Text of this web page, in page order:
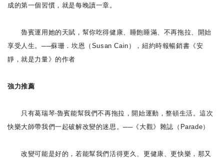
成的第一個習慣，就是每晚讀一章。
魯賓運用她的天賦，幫你吃得健康、睡飽睡滿、不再拖拉、開始
享受人生。──蘇珊．坎恩（Susan Cain），紐約時報暢銷書《安
靜，就是力量》的作者
強力推薦
只有葛瑞琴‧魯賓能幫我們不再拖拉，開始運動，整頓生活。這次
快樂大師帶我們一起破解改變的迷思。──《大觀》雜誌（Parade）
改變可能是好的，若能幫我們活得更久、更健康、更快樂，那又